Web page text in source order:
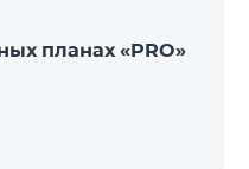
планах «PRO»